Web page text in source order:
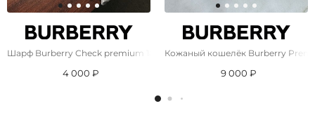
Шарф Burberry Check premium 182x71 см - Grey
4 000 ₽
Кожаный кошелёк Burberry
9 000 ₽